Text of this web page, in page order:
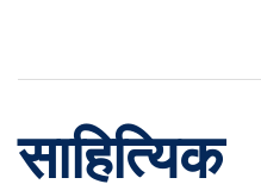
साहित्यिक